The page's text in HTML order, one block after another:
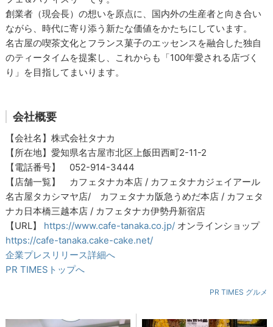
創業者（現会長）の想いを原点に、国内外の生産者と向き合い
ながら、時代に寄り添う新たな価値をかたちにしています。
名古屋の喫茶文化とフランス菓子のエッセンスを融合した独自
のティータイムを提案し、これからも「100年愛される店づく
り」を目指してまいります。
会社概要
【会社名】株式会社タナカ
【所在地】愛知県名古屋市北区上飯田西町2-11-2
【電話番号】 052-914-3444
【店舗一覧】 カフェタナカ本店 / カフェタナカジェイアール
名古屋タカシマヤ店/ カフェタナカ阪急うめだ本店 / カフェタ
ナカ日本橋三越本店 / カフェタナカ伊勢丹新宿店
【URL】 https://www.cafe-tanaka.co.jp/ オンラインショップ
https://cafe-tanaka.cake-cake.net/
企業プレスリリース詳細へ
PR TIMESトップへ
PR TIMES グルメ